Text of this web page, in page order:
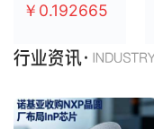
￥0.192665